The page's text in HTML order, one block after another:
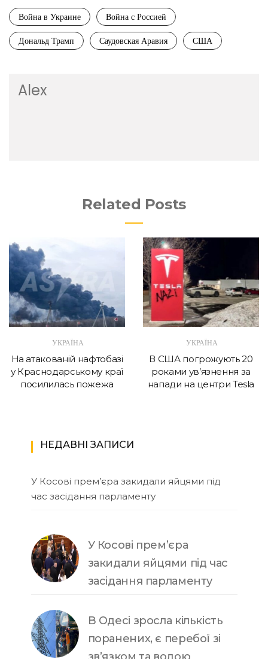
Война в Украине
Война с Россией
Дональд Трамп
Саудовская Аравия США
Alex
Related Posts
УКРАЇНА
На атакованій нафтобазі
у Краснодарському краї
посилилась пожежа
УКРАЇНА
В США погрожують 20
роками ув’язнення за
напади на центри Tesla
НЕДАВНІ ЗАПИСИ
У Косові прем’єра закидали яйцями під
час засідання парламенту
У Косові прем’єра
закидали яйцями під час
засідання парламенту
В Одесі зросла кількість
поранених, є перебої зі
зв’язком та водою